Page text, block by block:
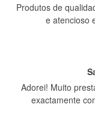
Produtos de
e atencioso
Adorei! Muito
exactamente